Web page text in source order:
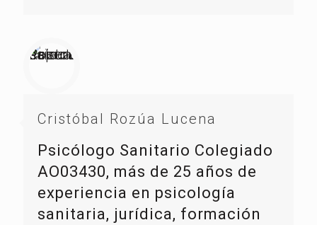
Cristóbal Rozúa Lucena
Psicólogo Sanitario Colegiado
AO03430, más de 25 años de
experiencia en psicología
sanitaria, jurídica, formación